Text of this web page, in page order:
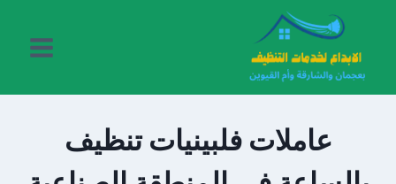
المحتوى
عاملات فلبينيات تنظيف